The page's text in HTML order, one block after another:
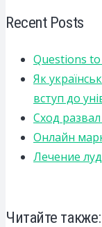
Recent Posts
Questions
Як
вступ до
Сход
Онлайн
Лечение
Читайте также: